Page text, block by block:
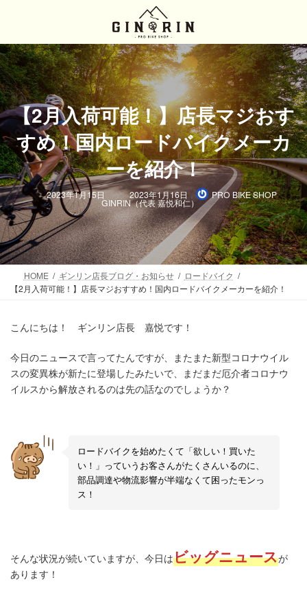
ン
ツ
へ
ス
キ
ッ
プ
ー
シ
ョ
ン
に
移
動
【2月入荷可能！】店長マジおす
すめ！国内ロードバイクメーカ
ーを紹介！
2023年1月15日 最
終
更
新
日
時
:
2023年1月16日 PRO BIKE SHOP
GINRIN（代表 嘉悦和仁）
HOME ギンリン店長ブログ・お知らせ
ロードバイク
【2月入荷可能！】店長マジおすすめ！国内ロードバイクメーカーを紹介！
こんにちは！ ギンリン店長 嘉悦です！
今日のニュースで言ってたんですが、またまた新型コロナウイル
スの変異株が新たに登場したみたいで、まだまだ厄介者コロナウ
イルスから解放されるのは先の話なのでしょうか？
ロードバイクを始めたくて「欲しい！買いた
い！」っていうお客さんがたくさんいるのに、
部品調達や物流影響が半端なくて困ったモンっ
ス！
そんな状況が続いていますが、今日はビッグニュースが
あります！